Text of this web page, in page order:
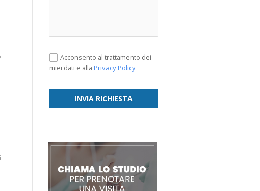
Acconsento al trattamento dei
miei dati e alla Privacy Policy
INVIA RICHIESTA